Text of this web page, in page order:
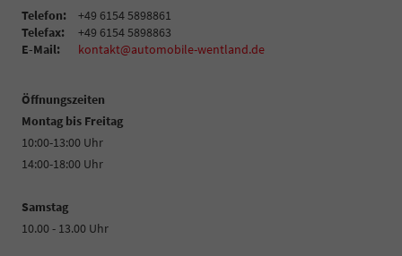
Telefon:
+49 6154 5898861
Telefax:
+49 6154 5898863
E-Mail:
kontakt@automobile-wentland.de
Öffnungszeiten
Montag bis Freitag
10:00-13:00 Uhr
14:00-18:00 Uhr
Samstag
10.00 - 13.00 Uhr